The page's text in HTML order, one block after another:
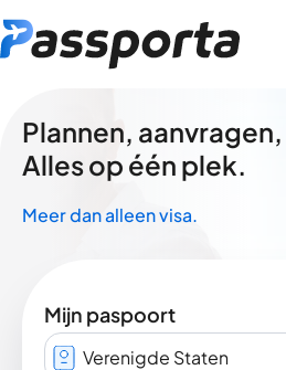
Plannen,
Alles op één plek.
Meer dan alleen visa.
Mijn paspoort
Verenigde Staten